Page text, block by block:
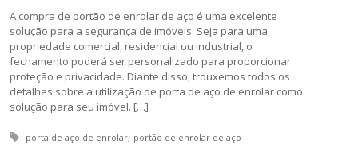
A compra de portão de enrolar de aço é uma excelente
solução para a segurança de imóveis. Seja para uma
propriedade comercial, residencial ou industrial, o
fechamento poderá ser personalizado para proporcionar
proteção e privacidade. Diante disso, trouxemos todos os
detalhes sobre a utilização de porta de aço de enrolar como
solução para seu imóvel. […]
Tagged with:
porta de aço de enrolar portão de enrolar de aço